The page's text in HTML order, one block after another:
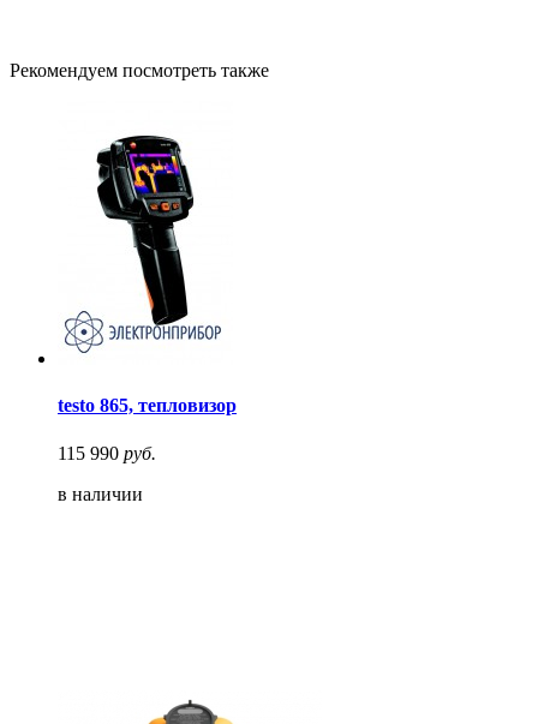
Рекомендуем посмотреть также
testo 865, тепловизор
115 990 руб.
в наличии